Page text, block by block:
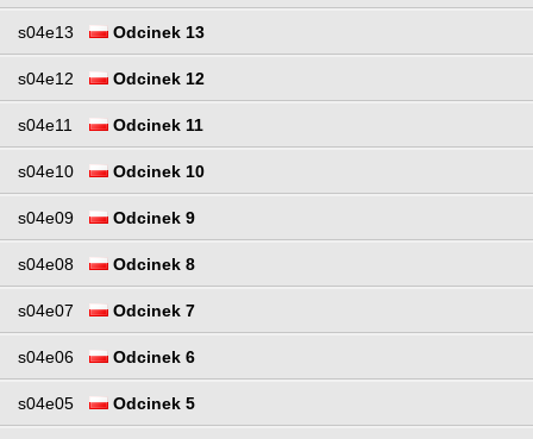
s04e13 Odcinek 13
s04e12 Odcinek 12
s04e11 Odcinek 11
s04e10 Odcinek 10
s04e09 Odcinek 9
s04e08 Odcinek 8
s04e07 Odcinek 7
s04e06 Odcinek 6
s04e05 Odcinek 5